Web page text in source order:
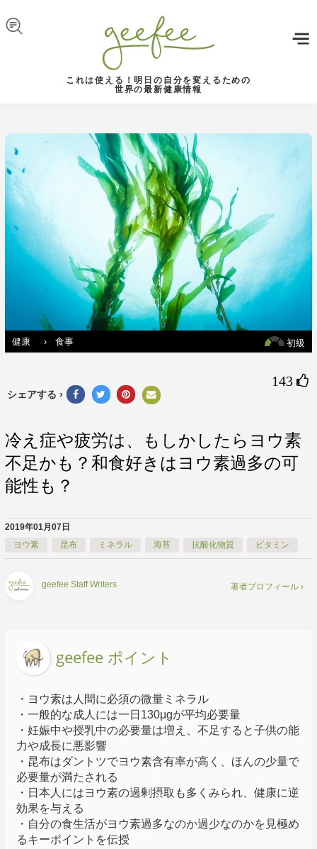
これは使える！明日の自分を変えるための
世界の最新健康情報
初級
健康 › 食事
143 
シェアする ›
冷え症や疲労は、もしかしたらヨウ素
不足かも？和食好きはヨウ素過多の可
能性も？
2019年01月07日
ヨウ素
昆布 ミネラル 海苔 抗酸化物質 ビタミン
geefee Staff Writers 著者プロフィール ›
geefee ポイント
・ヨウ素は人間に必須の微量ミネラル
・一般的な成人には一日130μgが平均必要量
・妊娠中や授乳中の必要量は増え、不足すると子供の能
力や成長に悪影響
・昆布はダントツでヨウ素含有率が高く、ほんの少量で
必要量が満たされる
・日本人にはヨウ素の過剰摂取も多くみられ、健康に逆
効果を与える
・自分の食生活がヨウ素過多なのか過少なのかを見極め
るキーポイントを伝授